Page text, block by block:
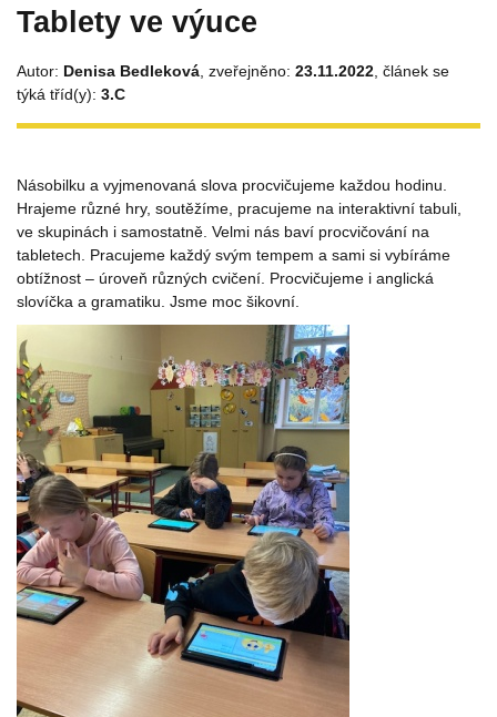
Tablety ve výuce
Autor: Denisa Bedleková , zveřejněno: 23.11.2022 , článek se
týká tříd(y): 3.C
Násobilku a vyjmenovaná slova procvičujeme každou hodinu.
Hrajeme různé hry, soutěžíme, pracujeme na interaktivní tabuli,
ve skupinách i samostatně. Velmi nás baví procvičování na
tabletech. Pracujeme každý svým tempem a sami si vybíráme
obtížnost – úroveň různých cvičení. Procvičujeme i anglická
slovíčka a gramatiku. Jsme moc šikovní.